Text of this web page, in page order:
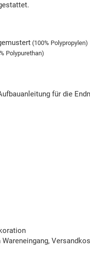
(100% Polypropylen)
Polypurethan)
für die